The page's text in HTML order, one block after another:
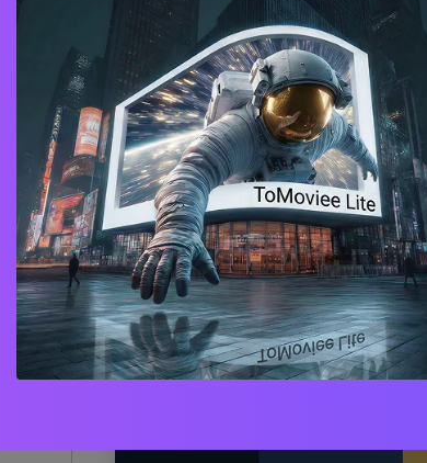
packaging.
20+ Idee Palette
Notte (con
1) Souk di